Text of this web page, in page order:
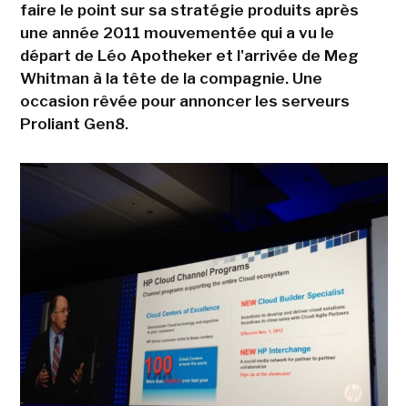
faire le point sur sa stratégie produits après
une année 2011 mouvementée qui a vu le
départ de Léo Apotheker et l'arrivée de Meg
Whitman à la tête de la compagnie. Une
occasion rêvée pour annoncer les serveurs
Proliant Gen8.